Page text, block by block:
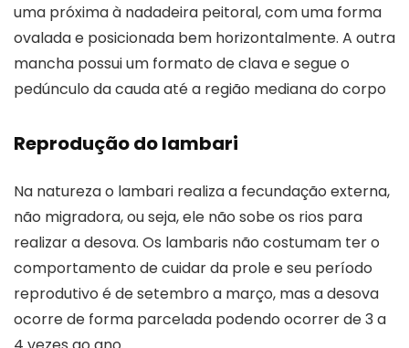
uma próxima à nadadeira peitoral, com uma forma
ovalada e posicionada bem horizontalmente. A outra
mancha possui um formato de clava e segue o
pedúnculo da cauda até a região mediana do corpo
Reprodução do lambari
Na natureza o lambari realiza a fecundação externa,
não migradora, ou seja, ele não sobe os rios para
realizar a desova. Os lambaris não costumam ter o
comportamento de cuidar da prole e seu período
reprodutivo é de setembro a março, mas a desova
ocorre de forma parcelada podendo ocorrer de 3 a